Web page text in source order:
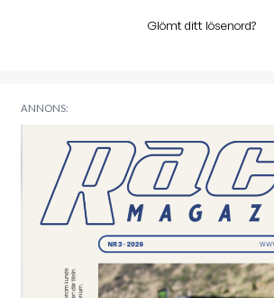
Glömt ditt lösenord?
ANNONS: